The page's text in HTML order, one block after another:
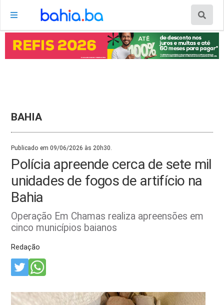
BAHIA
Publicado em 09/06/2026 às 20h30.
Polícia apreende cerca de sete mil
unidades de fogos de artifício na
Bahia
Operação Em Chamas realiza apreensões em
cinco municípios baianos
Redação